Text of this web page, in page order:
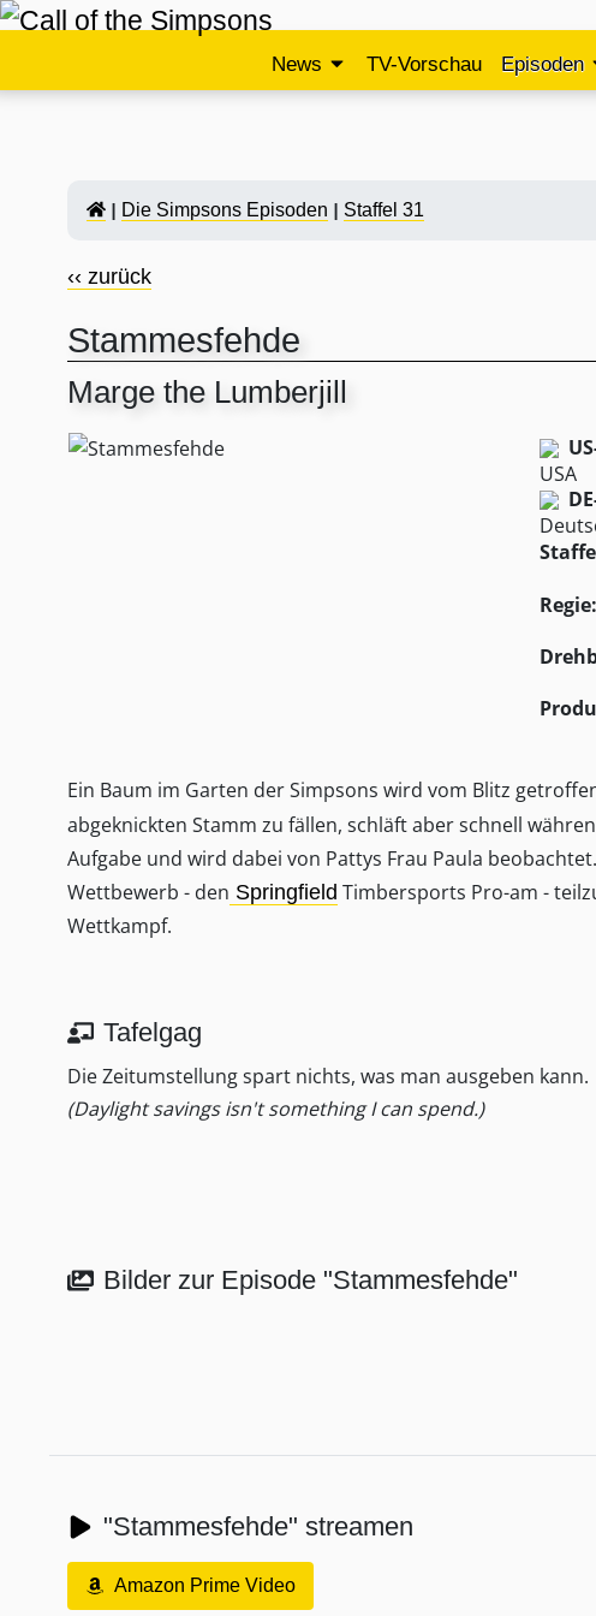
News TV-Vorschau Episoden
Die Simpsons Episoden Staffel 31
‹‹ zurück
Stammesfehde
Marge the Lumberjill
Regie:
Ein Baum im Garten der Simpsons wird vom Blitz
abgeknickten Stamm zu fällen, schläft aber schnell
Aufgabe und wird dabei von Pattys Frau Paula
Wettbewerb - den Springfield Timbersports Pro-am -
Wettkampf.
Tafelgag
Die Zeitumstellung spart nichts, was man ausgeben kann.
(Daylight savings isn't something I can spend.)
Bilder zur Episode "Stammesfehde"
"Stammesfehde" streamen
Amazon Prime Video